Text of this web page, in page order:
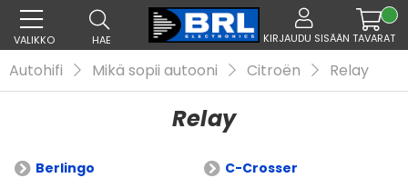
VALIKKO HAE KIRJAUDU SISÄÄN TAVARAT
Autohifi Mikä sopii autooni Citroën Relay
Relay
Berlingo
C-Crosser